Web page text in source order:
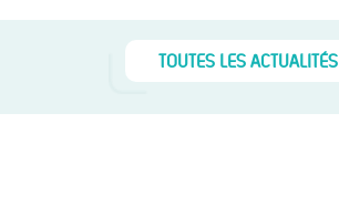
TOUTES LES ACTUALITÉS